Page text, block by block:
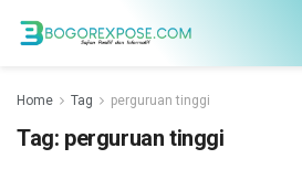
Home Tag perguruan tinggi
Tag: perguruan tinggi